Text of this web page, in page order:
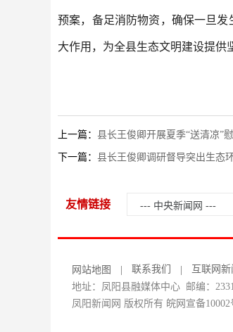
预案，备足消防物资，确保一旦
大作用，为全县生态文明建设提供
上一篇： 县长王俊卿开展夏季“送清凉”
下一篇： 县长王俊卿调研督导突出生态
友情链接
网站地图 联系我们
互联网
地址：凤阳县融媒体中心 邮编：
凤阳新闻网 版权所有 皖网宣备10002